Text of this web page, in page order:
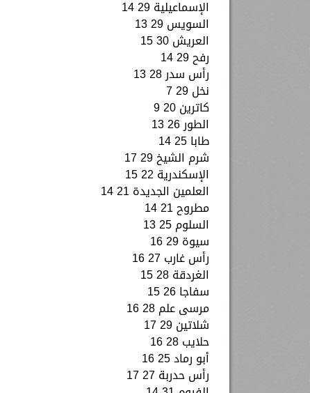
الإسماعيلية 29 14
السويس 29 13
العريش 30 15
رفح 29 14
رأس سدر 28 13
نخل 29 7
كاترين 20 9
الطور 26 13
طابا 25 14
شرم الشيخ 29 17
الإسكندرية 22 15
العلمين الجديدة 21 14
مطروح 21 14
السلوم 25 13
سيوة 29 16
رأس غارب 27 16
الغردقة 28 15
سفاجا 26 15
مرسى علم 28 16
شلاتين 29 17
حلايب 28 16
أبو رماد 25 16
رأس حدربة 27 17